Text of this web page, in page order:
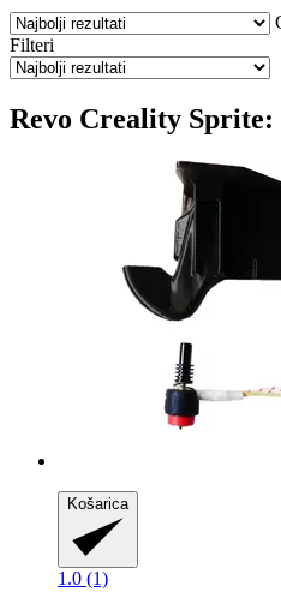
Filteri
Revo Creality Sprite:
Košarica
1.0 (1)